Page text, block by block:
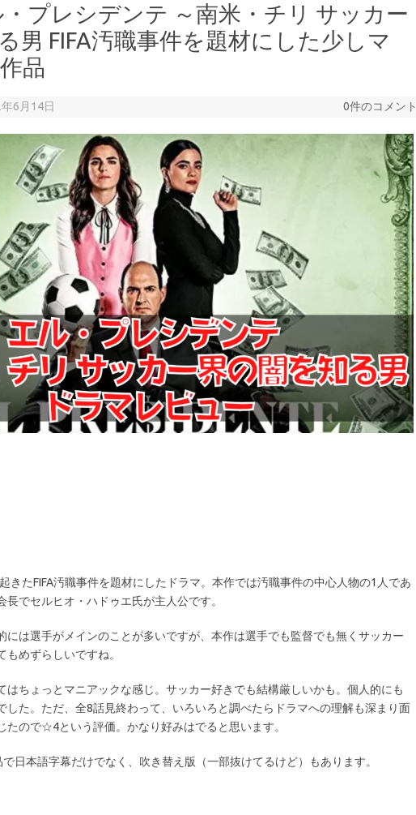
・プレシデンテ ～南米・チリ サッカー
男 FIFA汚職事件を題材にした少しマ
品
6月14日 0件のコメント
きたFIFA汚職事件を題材にしたドラマ。本作では汚職事件の中心人物の1人であ
長でセルヒオ・ハドゥエ氏が主人公です。
には選手がメインのことが多いですが、本作は選手でも監督でも無くサッカー
めずらしいですね。
はちょっとマニアックな感じ。サッカー好きでも結構厳しいかも。個人的にも
した。ただ、全8話見終わって、いろいろと調べたらドラマへの理解も深まり面
たので☆4という評価。かなり好みはでると思います。
日本語字幕だけでなく、吹き替え版（一部抜けてるけど）もあります。